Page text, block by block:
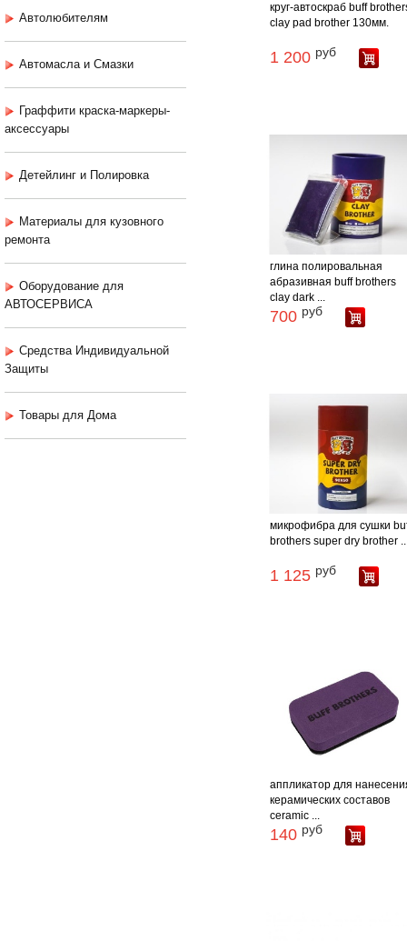
Автолюбителям
Автомасла и Смазки
Граффити краска-маркеры-
аксессуары
Детейлинг и Полировка
Материалы для кузовного
ремонта
Оборудование для
АВТОСЕРВИСА
Средства Индивидуальной
Защиты
Товары для Дома
круг-автоскраб buff
clay pad brother 130мм.
1 200 руб
глина полировальная
абразивная buff brothers
clay dark ...
700 руб
микрофибра для сушки
brothers super dry brother
1 125 руб
аппликатор для
керамических составов
ceramic ...
140 руб